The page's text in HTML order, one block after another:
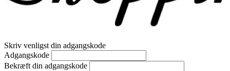
Skriv venligst din adgangskode
Adgangskode
Bekræft din adgangskode